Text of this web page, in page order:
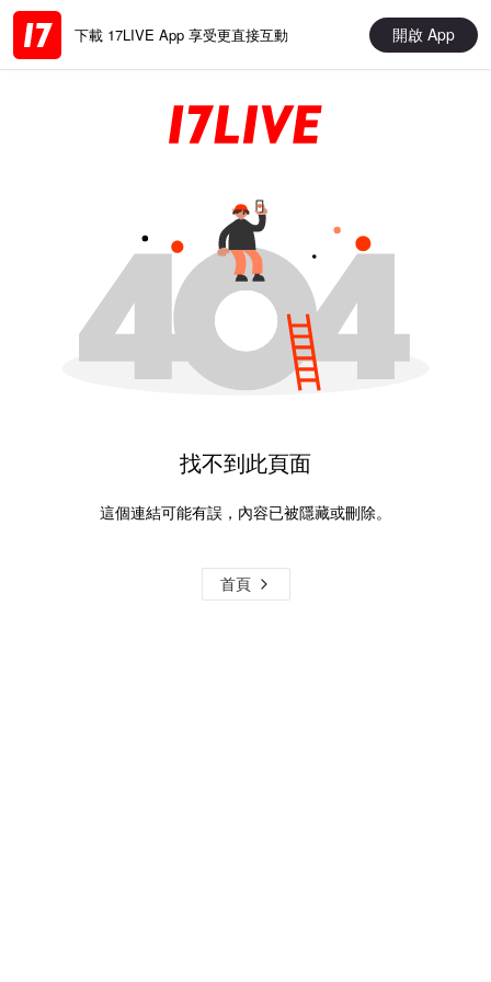
下載 17LIVE App 享受更直接互動 開啟 App
找不到此頁面
這個連結可能有誤，內容已被隱藏或刪除。
首頁